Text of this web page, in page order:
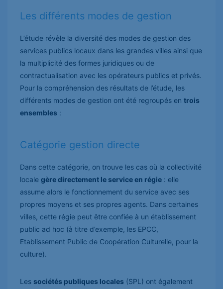
Les différents modes de gestion
L’étude révèle la diversité des modes de gestion des
services publics locaux dans les grandes villes ainsi que
la multiplicité des formes juridiques ou de
contractualisation avec les opérateurs publics et privés.
Pour la compréhension des résultats de l’étude, les
différents modes de gestion ont été regroupés en trois
ensembles :
Catégorie gestion directe
Dans cette catégorie, on trouve les cas où la collectivité
locale gère directement le service en régie : elle
assume alors le fonctionnement du service avec ses
propres moyens et ses propres agents. Dans certaines
villes, cette régie peut être confiée à un établissement
public ad hoc (à titre d’exemple, les EPCC,
Etablissement Public de Coopération Culturelle, pour la
culture).
Les sociétés publiques locales (SPL) ont également